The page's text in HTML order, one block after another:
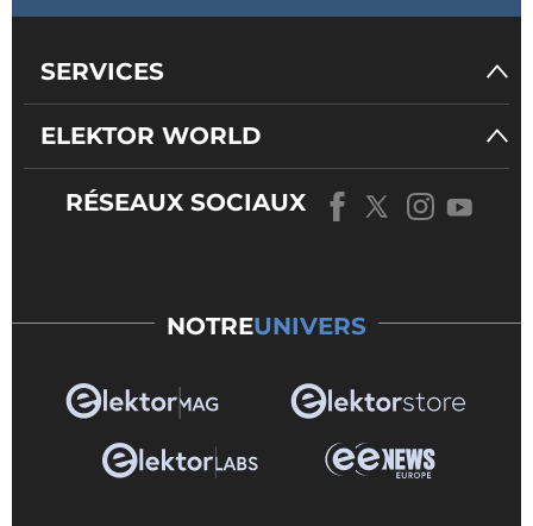
SERVICES
ELEKTOR WORLD
RÉSEAUX SOCIAUX
NOTREUNIVERS